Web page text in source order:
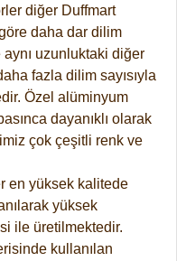
diğer Duffmart
daha dar dilim
uzunluktaki diğer
fazla dilim sayısıyla
Özel alüminyum
dayanıklı olarak
çok çeşitli renk ve
en yüksek kalitede
yüksek
ile üretilmektedir.
kullanılan